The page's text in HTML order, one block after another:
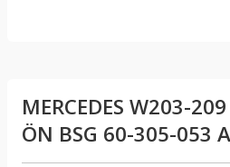
MERCEDES W203-
ÖN BSG 60-305-053